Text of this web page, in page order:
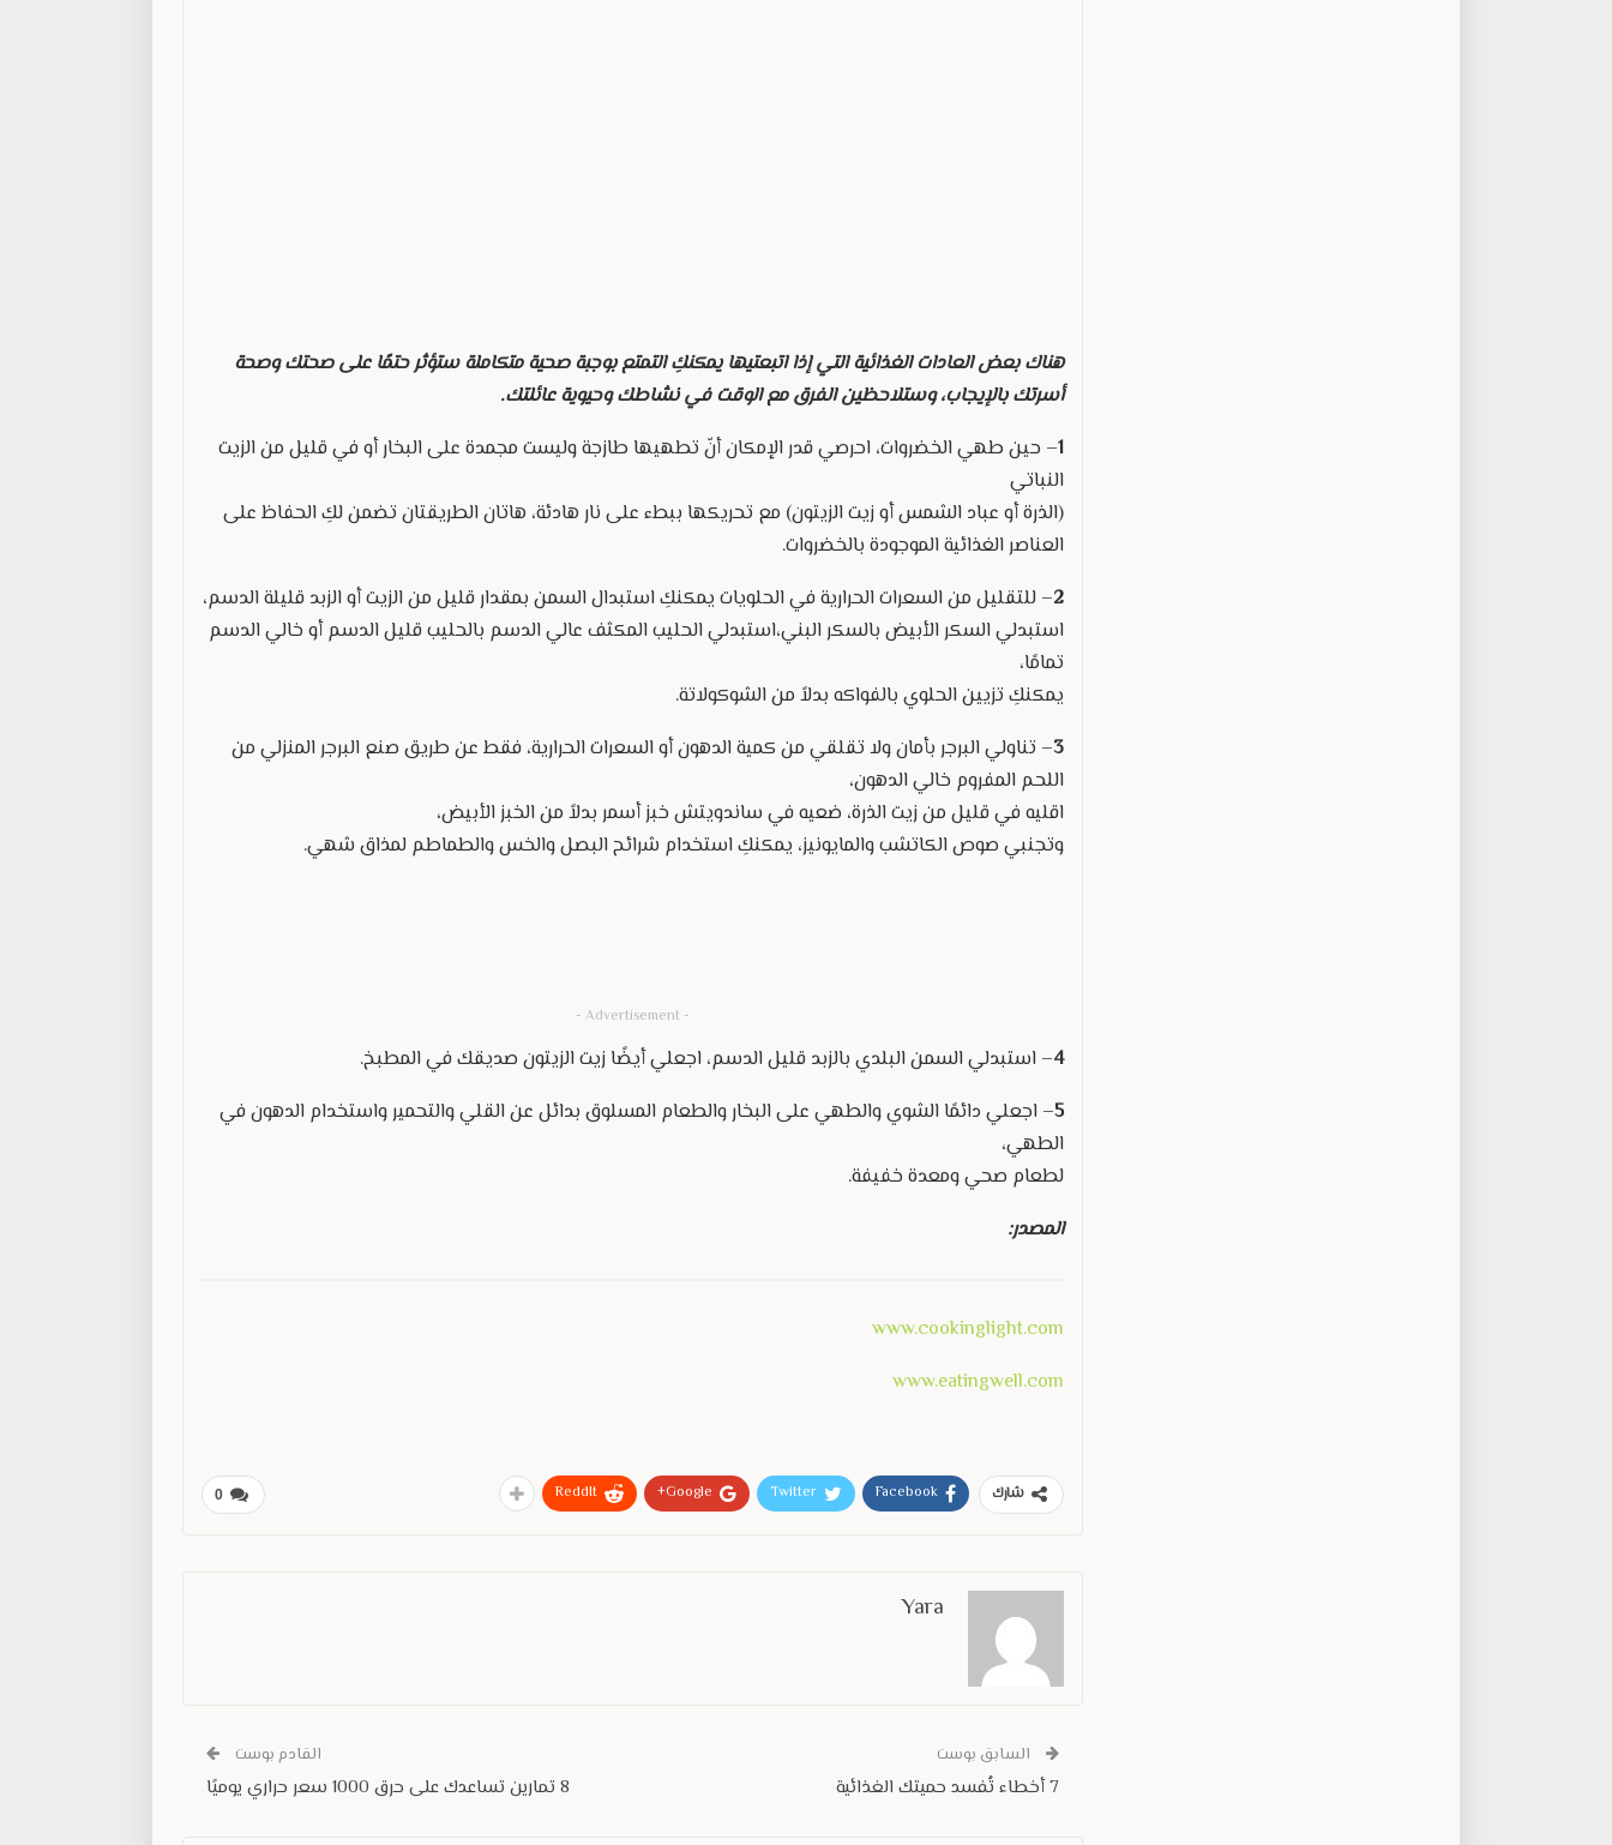
هناك بعض العادات الغذائية التي إذا اتبعتيها يمكنكِ التمتع بوجبة صحية متكاملة ستؤثر حتمًا على صحتك وصحة
أسرتك بالإيجاب، وستلاحظين الفرق مع الوقت في نشاطك وحيوية عائلتك.
1– حين طهي الخضروات، احرصي قدر الإمكان أنّ تطهيها طازجة وليست مجمدة على البخار أو في قليل من الزيت
النباتي
(الذرة أو عباد الشمس أو زيت الزيتون) مع تحريكها ببطء على نار هادئة، هاتان الطريقتان تضمن لكِ الحفاظ على
العناصر الغذائية الموجودة بالخضروات.
2– للتقليل من السعرات الحرارية في الحلويات يمكنكِ استبدال السمن بمقدار قليل من الزيت أو الزبد قليلة الدسم،
استبدلي السكر الأبيض بالسكر البني،استبدلي الحليب المكثف عالي الدسم بالحليب قليل الدسم أو خالي الدسم
تمامًا،
يمكنكِ تزيين الحلوي بالفواكه بدلاً من الشوكولاتة.
3– تناولي البرجر بأمان ولا تقلقي من كمية الدهون أو السعرات الحرارية، فقط عن طريق صنع البرجر المنزلي من
اللحم المفروم خالي الدهون،
اقليه في قليل من زيت الذرة، ضعيه في ساندويتش خبز أسمر بدلاً من الخبز الأبيض،
وتجنبي صوص الكاتشب والمايونيز، يمكنكِ استخدام شرائح البصل والخس والطماطم لمذاق شهي.
- Advertisement -
4– استبدلي السمن البلدي بالزبد قليل الدسم، اجعلي أيضًا زيت الزيتون صديقك في المطبخ.
5– اجعلي دائمًا الشوي والطهي على البخار والطعام المسلوق بدائل عن القلي والتحمير واستخدام الدهون في
الطهي،
لطعام صحي ومعدة خفيفة.
المصدر:
www.cookinglight.com
www.eatingwell.com
0 شارك Facebook
Twitter
Google+
ReddIt
Yara
السابق بوست
7 أخطاء تُفسد حميتك الغذائية
القادم بوست
8 تمارين تساعدك على حرق 1000 سعر حراري يوميًا